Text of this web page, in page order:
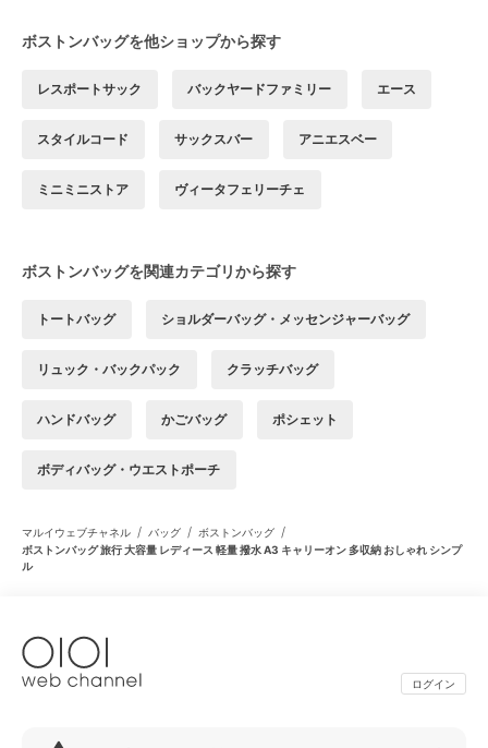
ボストンバッグを他ショップから探す
レスポートサック バックヤードファミリー エース
スタイルコード サックスバー アニエスベー
ミニミニストア ヴィータフェリーチェ
ボストンバッグを関連カテゴリから探す
トートバッグ ショルダーバッグ・メッセンジャーバッグ
リュック・バックパック クラッチバッグ
ハンドバッグ かごバッグ ポシェット
ボディバッグ・ウエストポーチ
マルイウェブチャネル / バッグ / ボストンバッグ /
ボストンバッグ 旅行 大容量 レディース 軽量 撥水 A3 キャリーオン 多収納 おしゃれ シンプ
ル
ログイン